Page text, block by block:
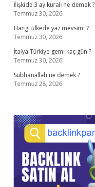
İlişkide 3 ay kuralı ne demek ?
Temmuz 30, 2026
Hangi ülkede yaz mevsimi ?
Temmuz 30, 2026
İtalya Türkiye gemi kaç gün ?
Temmuz 30, 2026
Subhanallah ne demek ?
Temmuz 28, 2026